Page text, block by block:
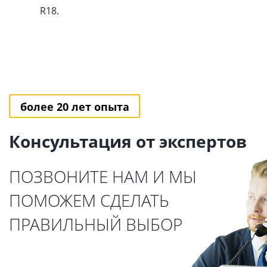
R18.
более 20 лет опыта
Консультация от экспертов
ПОЗВОНИТЕ НАМ И МЫ
ПОМОЖЕМ СДЕЛАТЬ
ПРАВИЛЬНЫЙ ВЫБОР